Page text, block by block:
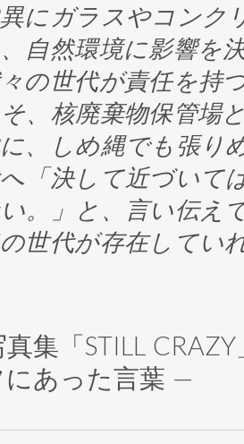
にガラスやコンク
自然環境に影響を
の世代が責任を持
そ、核廃棄物保管場
、しめ縄でも張り
「決して近づいて
。」と、言い伝え
世代が存在してい
集「STILL
にあった言葉 —